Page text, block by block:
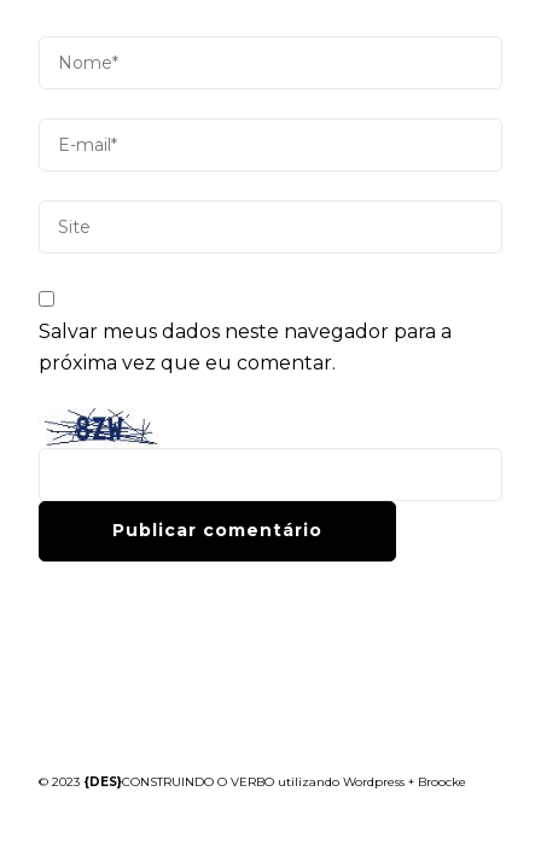
Salvar meus dados neste navegador para a
próxima vez que eu comentar.
© 2023 {DES}CONSTRUINDO O VERBO utilizando Wordpress + Broocke